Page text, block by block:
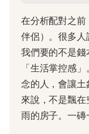
在分析配對之前
伴侶）。很多人
我們要的不是
「生活掌控感
念的人，會讓
來說，不是飄
雨的房子。一磚